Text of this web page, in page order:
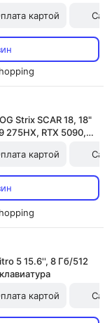
картой
Strix SCAR 18, 18"
275HX, RTX 5090,
картой
5 15.6'', 8 Гб/512
картой